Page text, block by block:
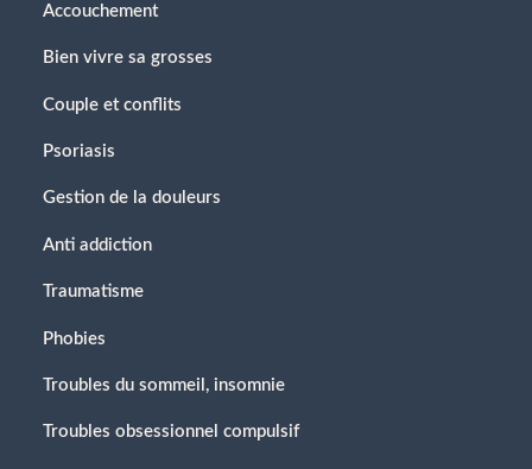
Accouchement
Bien vivre sa grosses
Couple et conflits
Psoriasis
Gestion de la douleurs
Anti addiction
Traumatisme
Phobies
Troubles du sommeil, insomnie
Troubles obsessionnel compulsif